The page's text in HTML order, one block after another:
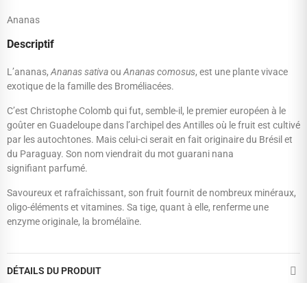
Ananas
Descriptif
L’ananas, Ananas sativaou Ananas comosus, est une plante vivace
exotique de la famille des Broméliacées.
C’est Christophe Colomb qui fut, semble-il, le premier européen à le
goûter en Guadeloupe dans l’archipel des Antilles où le fruit est cultivé
par les autochtones. Mais celui-ci serait en fait originaire du Brésil et
du Paraguay. Son nom viendrait du mot guarani nana
signifiant parfumé.
Savoureux et rafraîchissant, son fruit fournit de nombreux minéraux,
oligo-éléments et vitamines. Sa tige, quant à elle, renferme une
enzyme originale, la bromélaïne.
DÉTAILS DU PRODUIT